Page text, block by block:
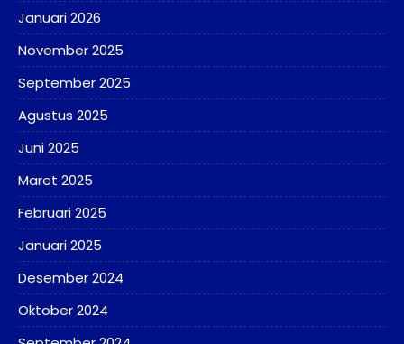
Kehumasan
Sarana Prasarana
ADIWIYATA
E-Rapor
Penelitian
Persuratan, Legalisir
ALUMNI
Januari 2026
November 2025
September 2025
Agustus 2025
Juni 2025
Maret 2025
Februari 2025
Januari 2025
Desember 2024
Oktober 2024